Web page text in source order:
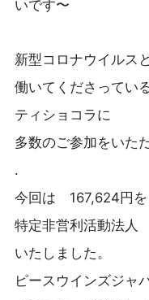
いです〜
新型コロナウイルス
働いてくださってい
ティショコラに
多数のご参加をいた
.
今回は 167,624円を
特定非営利活動法人
いたしました。
ピースウインズジャ